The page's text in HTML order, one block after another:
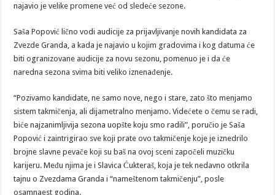
najavio je velike promene već od sledeće sezone.
Saša Popović lično vodi audicije za prijavljivanje novih kandidata za
Zvezde Granda, a kada je najavio u kojim gradovima i kog datuma će
biti ogranizovane audicije za novu sezonu, pomenuo je i da će
naredna sezona svima biti veliko iznenađenje.
“Pozivamo kandidate, ne samo nove, nego i stare, zato što menjamo
sistem takmičenja, ali dijametralno menjamo. Videćete o čemu se radi,
biće najzanimljivija sezona uopšte koju smo radili”, poručio je Saša
Popović i zaintrigirao sve koji prate ovo takmičenje koje je iznedrilo
brojne slavne pevače koji su baš na ovoj sceni započeli muzičku
karijeru. Među njima je i Slavica Ćukteraš, koja je tek nedavno otkrila
tajnu o Zvezdama Granda i “nameštenom takmičenju”, posle
osamnaest godina.